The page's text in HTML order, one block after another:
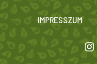
IMPRESSZUM